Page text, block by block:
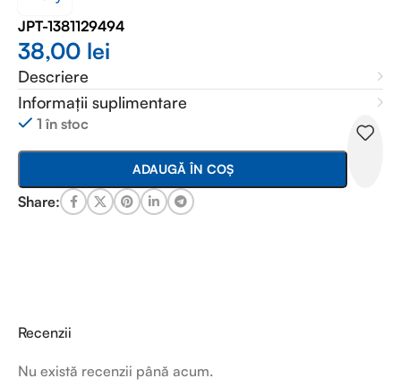
JPT-1381129494
38,00 lei
Descriere
Informații suplimentare
1 în stoc
ADAUGĂ ÎN COȘ
Share:
Recenzii
Nu există recenzii până acum.